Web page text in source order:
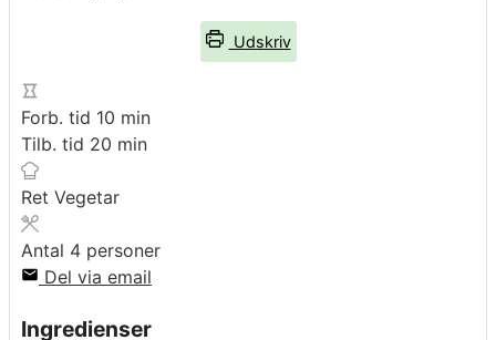
Udskriv
Forb. tid 10 minutter
min
Tilb. tid 20 minutter
min
Ret Vegetar
Antal 4 personer
Del via email
Ingredienser